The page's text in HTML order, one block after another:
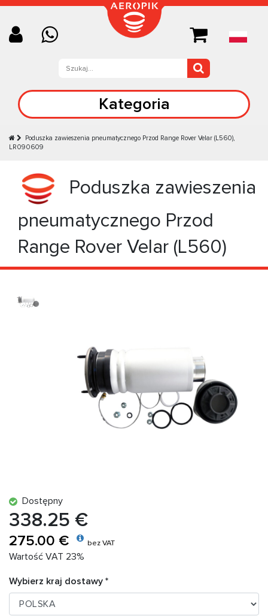
Kategoria
Poduszka zawieszenia pneumatycznego Przod Range Rover Velar (L560),
LR090609
Poduszka zawieszenia
pneumatycznego Przod
Range Rover Velar (L560)
Dostępny
338.25 €
275.00 € bez VAT
Wartość VAT 23%
Wybierz kraj dostawy *